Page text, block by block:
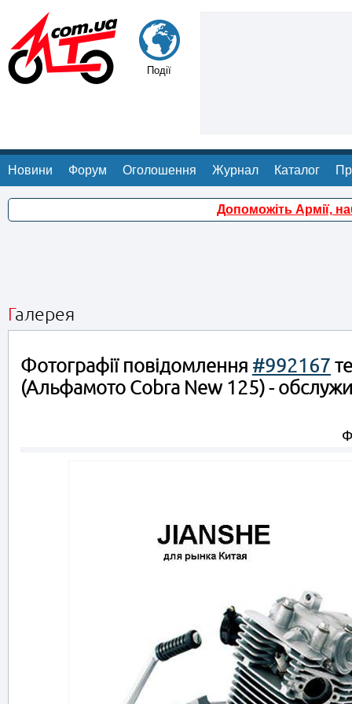
Події
Новини Форум Оголошення Журнал Каталог
Допоможіть Армії,
Галерея
Фотографії повідомлення #992167
(Альфамото Cobra New 125) -